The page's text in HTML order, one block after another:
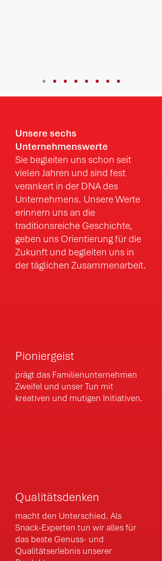
Unsere sechs
Unternehmenswerte
Sie begleiten uns schon seit
vielen Jahren und sind fest
verankert in der DNA des
Unternehmens. Unsere Werte
erinnern uns an die
traditionsreiche Geschichte,
geben uns Orientierung für die
Zukunft und begleiten uns in
der täglichen Zusammenarbeit.
Pioniergeist
prägt das Familienunternehmen
Zweifel und unser Tun mit
kreativen und mutigen Initiativen.
Qualitätsdenken
macht den Unterschied. Als
Snack-Experten tun wir alles für
das beste Genuss- und
Qualitätserlebnis unserer